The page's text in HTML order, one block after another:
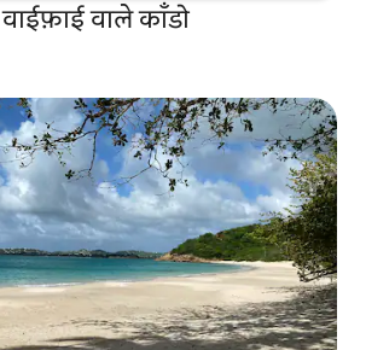
वाईफ़ाई वाले काँडो